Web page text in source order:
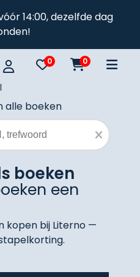
14:00, dezelfde dag
0 0
alle boeken
Zoekveld
boeken
een
kopen bij Literno —